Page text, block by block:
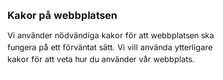
Webbplatsen
Om webbplatsen
Kakor på webbplatsen
Vi använder nödvändiga kakor för att webbplatsen ska
fungera på ett förväntat sätt. Vi vill använda ytterligare
kakor för att veta hur du använder vår webbplats.